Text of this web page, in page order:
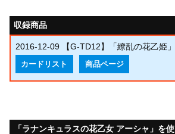
収録商品
2016-12-09 【G-TD12】「繚乱の花乙姫」
カードリスト 商品ページ
「ラナンキュラスの花乙女 アーシャ」を